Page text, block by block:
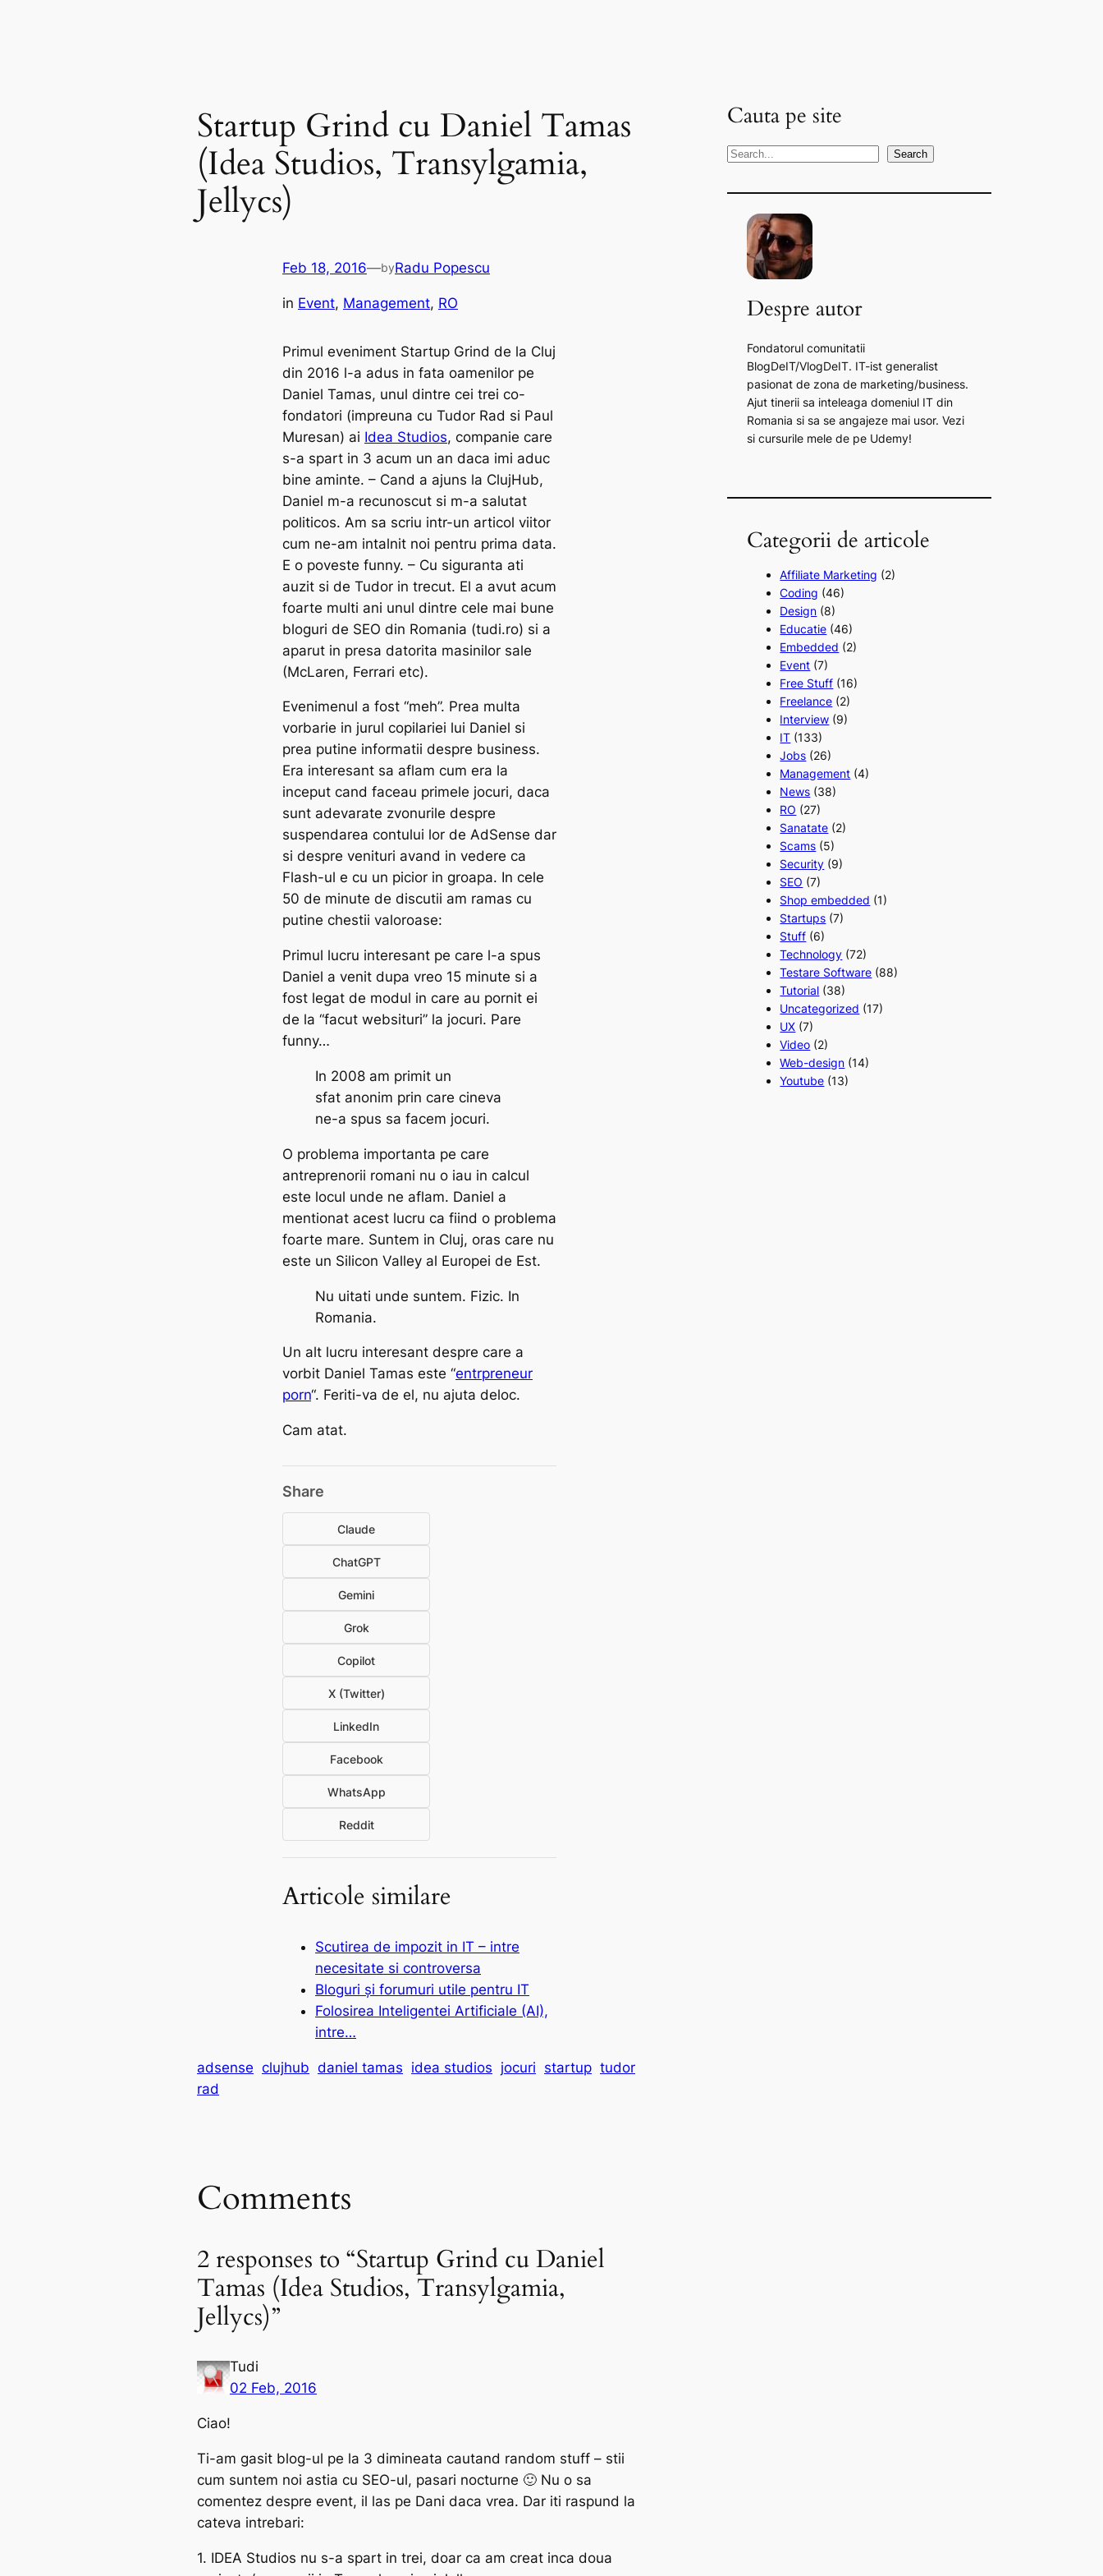
Startup Grind cu Daniel Tamas
(Idea Studios, Transylgamia,
Jellycs)
Feb 18, 2016—byRadu Popescu
in Event, Management, RO
Primul eveniment Startup Grind de la Cluj
din 2016 l-a adus in fata oamenilor pe
Daniel Tamas, unul dintre cei trei co-
fondatori (impreuna cu Tudor Rad si Paul
Muresan) ai Idea Studios, companie care
s-a spart in 3 acum un an daca imi aduc
bine aminte. – Cand a ajuns la ClujHub,
Daniel m-a recunoscut si m-a salutat
politicos. Am sa scriu intr-un articol viitor
cum ne-am intalnit noi pentru prima data.
E o poveste funny. – Cu siguranta ati
auzit si de Tudor in trecut. El a avut acum
foarte multi ani unul dintre cele mai bune
bloguri de SEO din Romania (tudi.ro) si a
aparut in presa datorita masinilor sale
(McLaren, Ferrari etc).
Evenimenul a fost “meh”. Prea multa
vorbarie in jurul copilariei lui Daniel si
prea putine informatii despre business.
Era interesant sa aflam cum era la
inceput cand faceau primele jocuri, daca
sunt adevarate zvonurile despre
suspendarea contului lor de AdSense dar
si despre venituri avand in vedere ca
Flash-ul e cu un picior in groapa. In cele
50 de minute de discutii am ramas cu
putine chestii valoroase:
Primul lucru interesant pe care l-a spus
Daniel a venit dupa vreo 15 minute si a
fost legat de modul in care au pornit ei
de la “facut websituri” la jocuri. Pare
funny…
In 2008 am primit un
sfat anonim prin care cineva
ne-a spus sa facem jocuri.
O problema importanta pe care
antreprenorii romani nu o iau in calcul
este locul unde ne aflam. Daniel a
mentionat acest lucru ca fiind o problema
foarte mare. Suntem in Cluj, oras care nu
este un Silicon Valley al Europei de Est.
Nu uitati unde suntem. Fizic. In
Romania.
Un alt lucru interesant despre care a
vorbit Daniel Tamas este “entrpreneur
porn“. Feriti-va de el, nu ajuta deloc.
Cam atat.
Share
Claude
ChatGPT
Gemini
Grok
Copilot
X (Twitter)
LinkedIn
Facebook
WhatsApp
Reddit
Articole similare
Scutirea de impozit in IT – intre
necesitate si controversa
Bloguri și forumuri utile pentru IT
Folosirea Inteligentei Artificiale (AI),
intre…
adsense clujhub daniel tamas idea studios jocuri startup tudor
rad
Comments
2 responses to “Startup Grind cu Daniel
Tamas (Idea Studios, Transylgamia,
Jellycs)”
Tudi
02 Feb, 2016
Ciao!
Ti-am gasit blog-ul pe la 3 dimineata cautand random stuff – stii
cum suntem noi astia cu SEO-ul, pasari nocturne 🙂 Nu o sa
comentez despre event, il las pe Dani daca vrea. Dar iti raspund la
cateva intrebari:
1. IDEA Studios nu s-a spart in trei, doar ca am creat inca doua
Cauta pe site
S
a
Search
Despre autor
Fondatorul comunitatii
BlogDeIT/VlogDeIT. IT-ist generalist
pasionat de zona de marketing/business.
Ajut tinerii sa inteleaga domeniul IT din
Romania si sa se angajeze mai usor. Vezi
si cursurile mele de pe Udemy!
Categorii de articole
Affiliate Marketing (2)
Coding (46)
Design (8)
Educatie (46)
Embedded (2)
Event (7)
Free Stuff (16)
Freelance (2)
Interview (9)
IT (133)
Jobs (26)
Management (4)
News (38)
RO (27)
Sanatate (2)
Scams (5)
Security (9)
SEO (7)
Shop embedded (1)
Startups (7)
Stuff (6)
Technology (72)
Testare Software (88)
Tutorial (38)
Uncategorized (17)
UX (7)
Video (2)
Web-design (14)
Youtube (13)